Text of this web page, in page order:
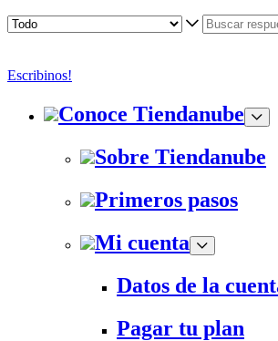
Escribinos!
Conoce Tiendanube
Sobre Tiendanube
Primeros pasos
Mi cuenta
Datos de la
Pagar tu plan